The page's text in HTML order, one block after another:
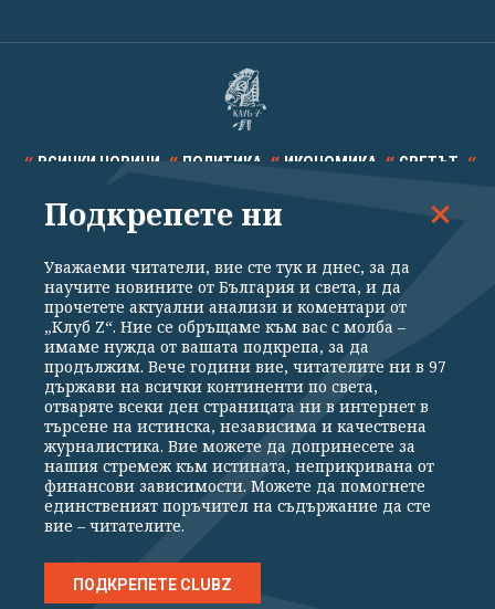
ВСИЧКИ НОВИНИ ПОЛИТИКА ИКОНОМИКА СВЕТЪТ
СПОРТ КУЛТУРА ТЕХНОЛОГИИ КАЛЕЙДОСКОП
Общи условия
Политика за поверителност
Реклама
Партньори Контакти
За Клуб Z
Екип
Подкрепете ни
Издател на www.clubz.bg е „Клуб Зебра Медия“ ЕООД, София, ул. "Алеко
Константинов" 3. Всички права запазени 2026 „Клуб Зебра Медия“
Препечатването на материали, снимки и видео от www.clubz.bg без
разрешение ще бъде преследвано по съдебен път, съгласно
ОБЩИТЕ УСЛОВИЯ
Подкрепете ни
Уважаеми читатели, вие сте тук и днес, за да
научите новините от България и света, и да
прочетете актуални анализи и коментари от
„Клуб Z“. Ние се обръщаме към вас с молба –
имаме нужда от вашата подкрепа, за да
продължим. Вече години вие, читателите ни в 97
държави на всички континенти по света,
отваряте всеки ден страницата ни в интернет в
търсене на истинска, независима и качествена
журналистика. Вие можете да допринесете за
нашия стремеж към истината, неприкривана от
финансови зависимости. Можете да помогнете
единственият поръчител на съдържание да сте
вие – читателите.
ПОДКРЕПЕТЕ CLUBZ